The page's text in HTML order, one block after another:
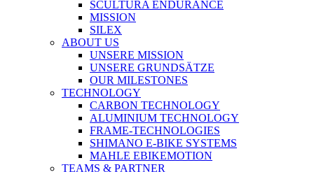
SCULTURA ENDURANCE
MISSION
SILEX
ABOUT US
UNSERE MISSION
UNSERE GRUNDSÄTZE
OUR MILESTONES
TECHNOLOGY
CARBON TECHNOLOGY
ALUMINIUM TECHNOLOGY
FRAME-TECHNOLOGIES
SHIMANO E-BIKE SYSTEMS
MAHLE EBIKEMOTION
TEAMS & PARTNER